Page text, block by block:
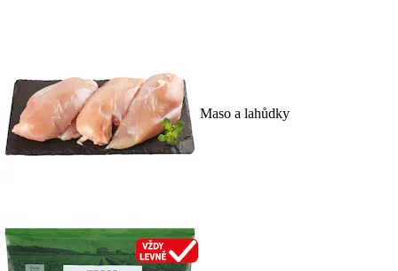
Maso a lahůdky